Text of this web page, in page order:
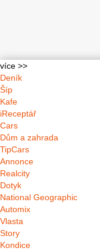
více >>
Deník
Šíp
Kafe
iReceptář
Cars
Dům a zahrada
TipCars
Annonce
Realcity
Dotyk
National Geographic
Automix
Vlasta
Story
Kondice